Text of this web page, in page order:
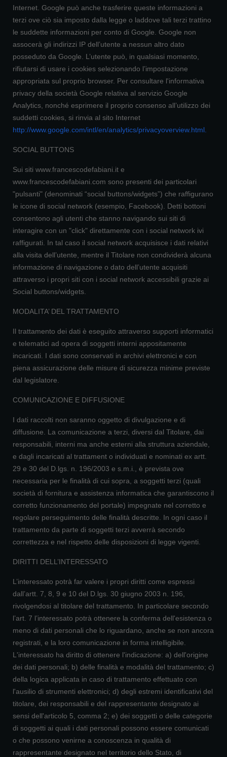
Internet. Google può anche trasferire queste informazioni a
terzi ove ciò sia imposto dalla legge o laddove tali terzi trattino
le suddette informazioni per conto di Google. Google non
assocerà gli indirizzi IP dell’utente a nessun altro dato
posseduto da Google. L’utente può, in qualsiasi momento,
rifiutarsi di usare i cookies selezionando l’impostazione
appropriata sul proprio browser. Per consultare l'informativa
privacy della società Google relativa al servizio Google
Analytics, nonché esprimere il proprio consenso all’utilizzo dei
suddetti cookies, si rinvia al sito Internet
http://www.google.com/intl/en/analytics/privacyoverview.html
SOCIAL BUTTONS
Sui siti www.francescodefabiani.it e
www.francescodefabiani.com sono presenti dei particolari
"pulsanti" (denominati “social buttons/widgets”) che raffigurano
le icone di social network (esempio, Facebook). Detti bottoni
consentono agli utenti che stanno navigando sui siti di
interagire con un "click" direttamente con i social network ivi
raffigurati. In tal caso il social network acquisisce i dati relativi
alla visita dell’utente, mentre il Titolare non condividerà alcuna
informazione di navigazione o dato dell’utente acquisiti
attraverso i propri siti con i social network accessibili grazie ai
Social buttons/widgets.
MODALITA’ DEL TRATTAMENTO
Il trattamento dei dati è eseguito attraverso supporti informatici
e telematici ad opera di soggetti interni appositamente
incaricati. I dati sono conservati in archivi elettronici e con
piena assicurazione delle misure di sicurezza minime previste
dal legislatore.
COMUNICAZIONE E DIFFUSIONE
I dati raccolti non saranno oggetto di divulgazione e di
diffusione. La comunicazione a terzi, diversi dal Titolare, dai
responsabili, interni ma anche esterni alla struttura aziendale,
e dagli incaricati al trattament o individuati e nominati ex artt.
29 e 30 del D.lgs. n. 196/2003 e s.m.i., è prevista ove
necessaria per le finalità di cui sopra, a soggetti terzi (quali
società di fornitura e assistenza informatica che garantiscono il
corretto funzionamento del portale) impegnate nel corretto e
regolare perseguimento delle finalità descritte. In ogni caso il
trattamento da parte di soggetti terzi avverrà secondo
correttezza e nel rispetto delle disposizioni di legge vigenti.
DIRITTI DELL’INTERESSATO
L’interessato potrà far valere i propri diritti come espressi
dall’artt. 7, 8, 9 e 10 del D.lgs. 30 giugno 2003 n. 196,
rivolgendosi al titolare del trattamento. In particolare secondo
l’art. 7 l’interessato potrà ottenere la conferma dell'esistenza o
meno di dati personali che lo riguardano, anche se non ancora
registrati, e la loro comunicazione in forma intelligibile.
L'interessato ha diritto di ottenere l'indicazione: a) dell'origine
dei dati personali; b) delle finalità e modalità del trattamento; c)
della logica applicata in caso di trattamento effettuato con
l'ausilio di strumenti elettronici; d) degli estremi identificativi del
titolare, dei responsabili e del rappresentante designato ai
sensi dell'articolo 5, comma 2; e) dei soggetti o delle categorie
di soggetti ai quali i dati personali possono essere comunicati
o che possono venirne a conoscenza in qualità di
rappresentante designato nel territorio dello Stato, di